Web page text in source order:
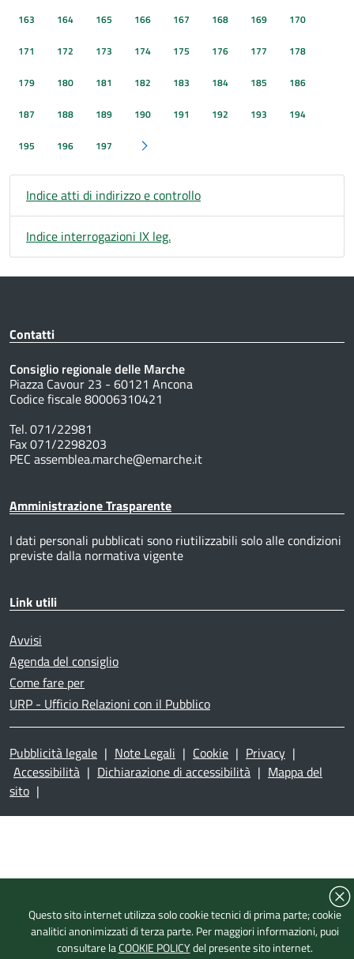
163 164 165 166 167 168 169 170
171 172 173 174 175 176 177 178
179 180 181 182 183 184 185 186
187 188 189 190 191 192 193 194
195 196 197 Pagina successiva
Indice atti di indirizzo e controllo
Indice interrogazioni IX leg.
Contatti
Consiglio regionale delle Marche
Piazza Cavour 23 - 60121 Ancona
Codice fiscale 80006310421
Tel. 071/22981
Fax 071/2298203
PEC assemblea.marche@emarche.it
Amministrazione Trasparente
I dati personali pubblicati sono riutilizzabili solo alle condizioni
previste dalla normativa vigente
Link utili
Avvisi
Agenda del consiglio
Come fare per
URP - Ufficio Relazioni con il Pubblico
Pubblicità legale | Note Legali | Cookie | Privacy |
Accessibilità | Dichiarazione di accessibilità | Mappa del
sito |
Questo sito internet utilizza solo cookie tecnici di prima parte; cookie
analitici anonimizzati di terza parte. Per maggiori informazioni, puoi
consultare laCOOKIE POLICYdel presente sito internet.